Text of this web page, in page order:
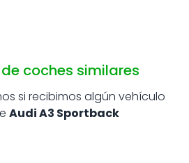
coches similares
si recibimos algún vehículo
Audi A3 Sportback